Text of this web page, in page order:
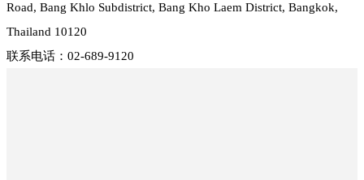
Road, Bang Khlo Subdistrict, Bang Kho Laem District, Bangkok,
Thailand 10120
联系电话：02-689-9120